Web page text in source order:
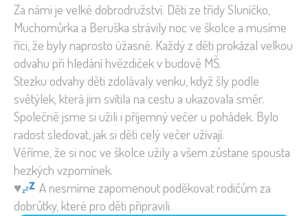
Za námi je velké dobrodružství. Děti ze třídy Sluníčko,
Muchomůrka a Beruška strávily noc ve školce a musíme
říci, že byly naprosto úžasné. Každý z děti prokázal velkou
odvahu při hledání hvězdiček v budově MŠ.
Stezku odvahy děti zdolávaly venku, když šly podle
světýlek, která jim svítila na cestu a ukazovala směr.
Společně jsme si užili i příjemný večer u pohádek. Bylo
radost sledovat, jak si děti celý večer užívají.
Věříme, že si noc ve školce užily a všem zůstane spousta
hezkých vzpomínek.
♥️
A nesmíme zapomenout poděkovat rodičům za
dobrůtky, které pro děti připravili.